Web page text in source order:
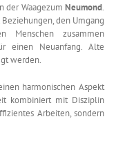
der Waagezum Neumond.
den Umgang
Menschen zusammen
einen Neuanfang. Alte
werden.
harmonischen Aspekt
kombiniert mit Disziplin
Arbeiten, sondern